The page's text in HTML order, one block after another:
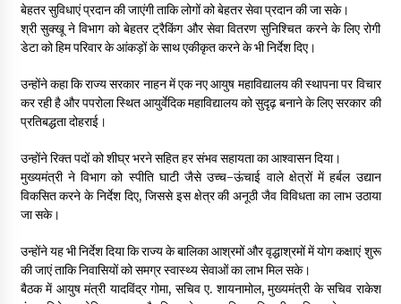
बेहतर सुविधाएं प्रदान की जाएंगी ताकि लोगों को बेहतर सेवा प्रदान की जा सके।
श्री सुक्खू ने विभाग को बेहतर ट्रैकिंग और सेवा वितरण सुनिश्चित करने के लिए रोगी
डेटा को हिम परिवार के आंकड़ों के साथ एकीकृत करने के भी निर्देश दिए।
उन्होंने कहा कि राज्य सरकार नाहन में एक नए आयुष महाविद्यालय की स्थापना पर विचार
कर रही है और पपरोला स्थित आयुर्वेदिक महाविद्यालय को सुदृढ़ बनाने के लिए सरकार की
प्रतिबद्धता दोहराई।
उन्होंने रिक्त पदों को शीघ्र भरने सहित हर संभव सहायता का आश्वासन दिया।
मुख्यमंत्री ने विभाग को स्पीति घाटी जैसे उच्च-ऊंचाई वाले क्षेत्रों में हर्बल उद्यान
विकसित करने के निर्देश दिए, जिससे इस क्षेत्र की अनूठी जैव विविधता का लाभ उठाया
जा सके।
उन्होंने यह भी निर्देश दिया कि राज्य के बालिका आश्रमों और वृद्धाश्रमों में योग कक्षाएं शुरू
की जाएं ताकि निवासियों को समग्र स्वास्थ्य सेवाओं का लाभ मिल सके।
बैठक में आयुष मंत्री यादविंद्र गोमा, सचिव ए. शायनामोल, मुख्यमंत्री के सचिव राकेश